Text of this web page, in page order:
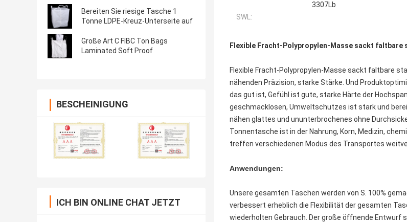
Bereiten Sie riesige Tasche 1
Tonne LDPE-Kreuz-Unterseite auf
Große Art C FIBC Ton Bags
Laminated Soft Proof
BESCHEINIGUNG
ICH BIN ONLINE CHAT JETZT
SWL:
3307Lb
Flexible Fracht-Polypropylen-Masse sackt
Flexible Fracht-Polypropylen-Masse sackt faltbare
nähenden Präzision, starke Stärke. Und
das gut ist, Gefühl ist gute, starke Härte der
geschmacklosen, Umweltschutzes ist stark und
nähen glattes und ununterbrochenes ohne
Tonnentasche ist in der Nahrung, Korn, Medizin,
treffen verschiedenen Modus des Transportes
Anwendungen:
Unsere gesamten Taschen werden von S. 100%
verbessert erheblich die Flexibilität der gesamten
wiederholten Gebrauch. Der große öffnende Entwurf